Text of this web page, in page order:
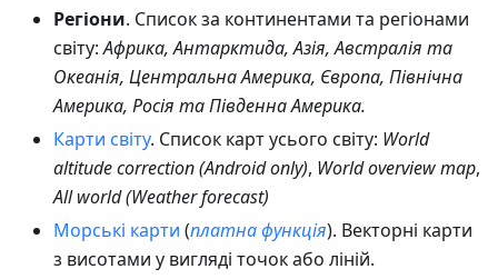
Регіони. Список за континентами та регіонами
світу:Африка, Антарктида, Азія, Австралія та
Океанія, Центральна Америка, Європа, Північна
Америка, Росія та Південна Америка.
Карти світу. Список карт усього світу: World
altitude correction (Android only), World overview map,
All world (Weather forecast)
Морські карти (платна функція). Векторні карти
з висотами у вигляді точок або ліній.